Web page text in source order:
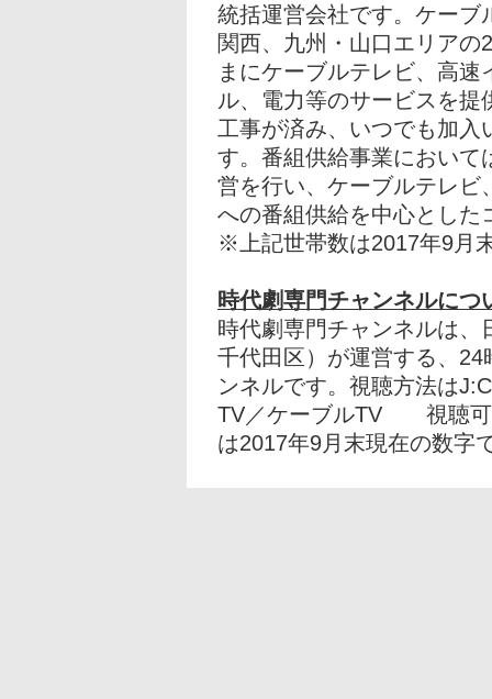
統括運営会社です。ケーブ
関西、九州・山口エリア
まにケーブルテレビ、高
ル、電力等のサービスを
工事が済み、いつでも加入
す。番組供給事業において
営を行い、ケーブルテレビ
への番組供給を中心とした
※上記世帯数は2017年9月
時代劇専門チャンネルにつ
時代劇専門チャンネルは、
千代田区）が運営する、
ンネルです。視聴方法は
TV／ケーブルTV 視聴可
は2017年9月末現在の数字